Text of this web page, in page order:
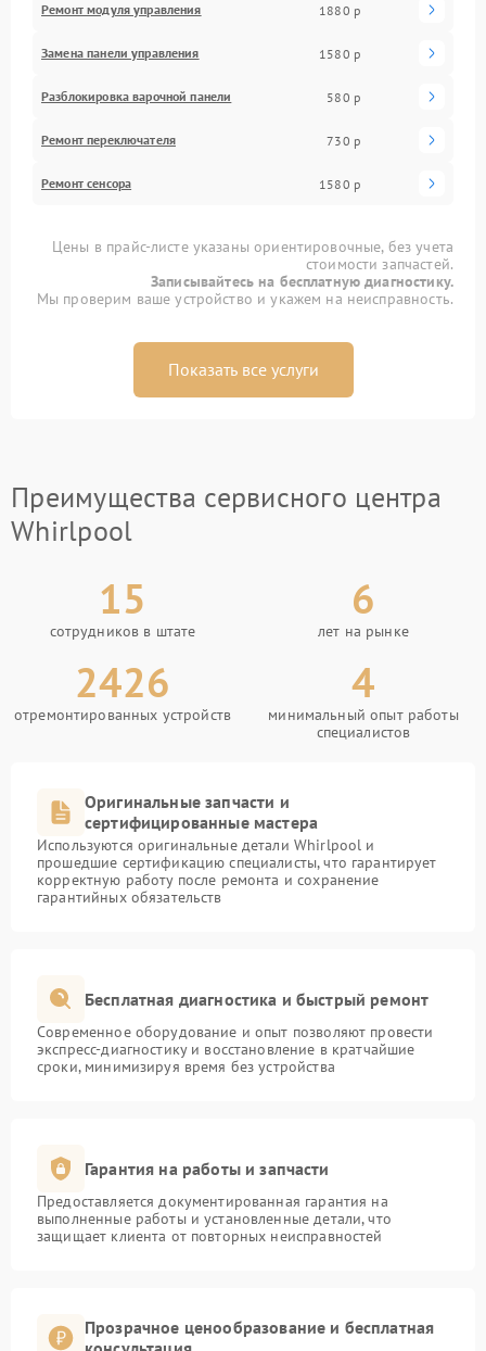
Ремонт модуля управления 1880 р
Замена панели управления 1580 р
Разблокировка варочной панели 580 р
Ремонт переключателя 730 р
Ремонт сенсора 1580 р
Цены в прайс-листе указаны ориентировочные, без учета
стоимости запчастей.
Записывайтесь на бесплатную диагностику.
Мы проверим ваше устройство и укажем на неисправность.
Показать все услуги
Преимущества сервисного центра
Whirlpool
15
сотрудников в штате
6
лет на рынке
2426
отремонтированных устройств
4
минимальный опыт работы
специалистов
Оригинальные запчасти и
сертифицированные мастера
Используются оригинальные детали Whirlpool и
прошедшие сертификацию специалисты, что гарантирует
корректную работу после ремонта и сохранение
гарантийных обязательств
Бесплатная диагностика и быстрый ремонт
Современное оборудование и опыт позволяют провести
экспресс-диагностику и восстановление в кратчайшие
сроки, минимизируя время без устройства
Гарантия на работы и запчасти
Предоставляется документированная гарантия на
выполненные работы и установленные детали, что
защищает клиента от повторных неисправностей
Прозрачное ценообразование и бесплатная